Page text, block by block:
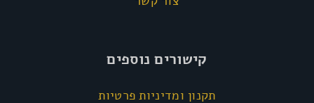
קישורים נוספים
תקנון ומדיניות פרטיות